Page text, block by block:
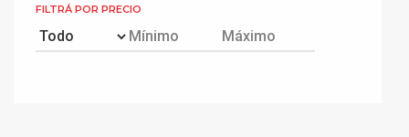
FILTRÁ POR PRECIO